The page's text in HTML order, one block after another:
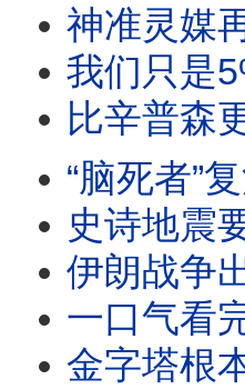
神准灵媒再度开口
我们只是5%的配角？
比辛普森更神准
“脑死者”复
史诗地震要
伊朗战争出意外 情
一口气看完失落的世
金字塔根本不是陵